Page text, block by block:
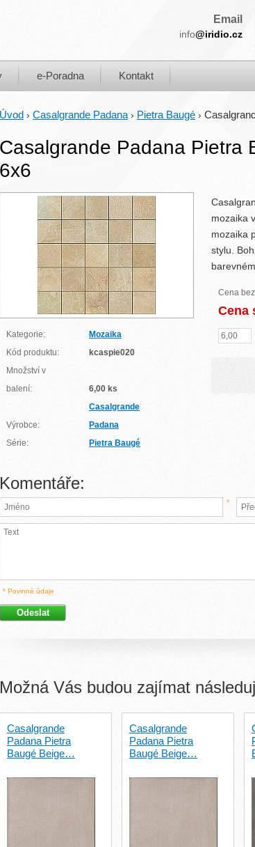
Email
info@iridio.cz
e-Poradna Kontakt
Úvod › Casalgrande Padana › Pietra Baugé ›
Casalgrande Padana Pietra
6x6
Kategorie:
Mozaika
Kód produktu:
kcaspie020
Množství v
balení:
6,00 ks
Výrobce:
Casalgrande
Padana
Série:
Pietra Baugé
mozaika
mozaika
stylu.
Cena
Cena
Komentáře:
*
* Povinné údaje
Možná Vás budou zajímat
Casalgrande
Padana Pietra
Baugé Beige…
Casalgrande
Padana Pietra
Baugé Beige…